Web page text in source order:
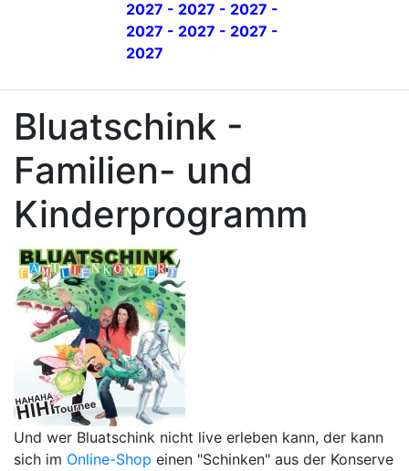
2027 - 2027 - 2027 -
2027 - 2027 - 2027 -
2027
Bluatschink -
Familien- und
Kinderprogramm
Und wer Bluatschink nicht live erleben kann, der kann
sich im Online-Shop einen "Schinken" aus der Konserve